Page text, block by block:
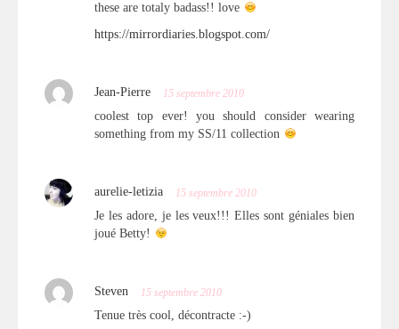
these are totaly badass!! love
https://mirrordiaries.blogspot.com/
Jean-Pierre 15 septembre 2010
coolest top ever! you should consider wearing
something from my SS/11 collection
aurelie-letizia 15 septembre 2010
Je les adore, je les veux!!! Elles sont géniales bien
joué Betty!
Steven 15 septembre 2010
Tenue très cool, décontracte :-)